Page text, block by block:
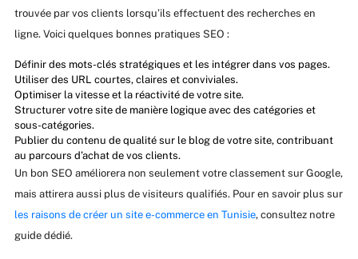
trouvée par vos clients lorsqu’ils effectuent des recherches en
ligne. Voici quelques bonnes pratiques SEO :
Définir des mots-clés stratégiques et les intégrer dans vos pages.
Utiliser des URL courtes, claires et conviviales.
Optimiser la vitesse et la réactivité de votre site.
Structurer votre site de manière logique avec des catégories et
sous-catégories.
Publier du contenu de qualité sur le blog de votre site, contribuant
au parcours d’achat de vos clients.
Un bon SEO améliorera non seulement votre classement sur Google,
mais attirera aussi plus de visiteurs qualifiés. Pour en savoir plus sur
les raisons de créer un site e-commerce en Tunisie, consultez notre
guide dédié.